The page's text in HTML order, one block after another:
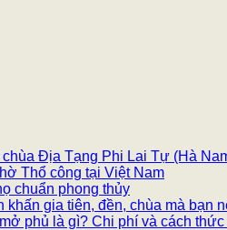
Địa Tạng Phi Lai Tự (Hà
Thổ công tại Việt Nam
chuẩn phong thủy
khấn gia tiên, đền, chùa mà bạn
phủ là gì? Chi phí và cách thức